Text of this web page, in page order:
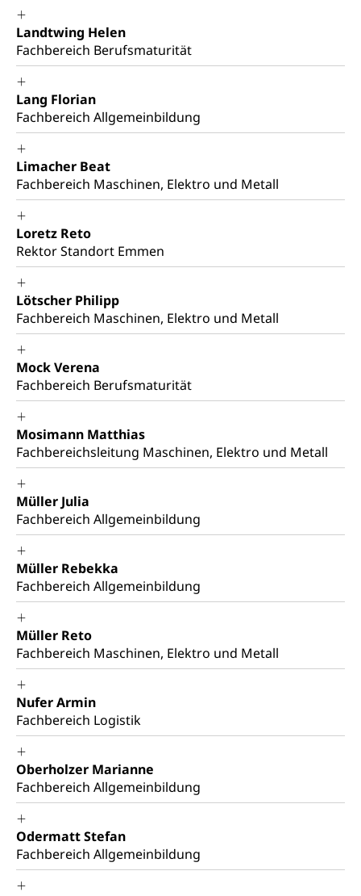
Landtwing Helen
Fachbereich Berufsmaturität
Lang Florian
Fachbereich Allgemeinbildung
Limacher Beat
Fachbereich Maschinen, Elektro und Metall
Loretz Reto
Rektor Standort Emmen
Lötscher Philipp
Fachbereich Maschinen, Elektro und Metall
Mock Verena
Fachbereich Berufsmaturität
Mosimann Matthias
Fachbereichsleitung Maschinen, Elektro und Metall
Müller Julia
Fachbereich Allgemeinbildung
Müller Rebekka
Fachbereich Allgemeinbildung
Müller Reto
Fachbereich Maschinen, Elektro und Metall
Nufer Armin
Fachbereich Logistik
Oberholzer Marianne
Fachbereich Allgemeinbildung
Odermatt Stefan
Fachbereich Allgemeinbildung
Grundbuchplan mit Eigentümerabfrage
Luft und Klima
Luftreinhaltung, Luftverschmutzung, Klimaschutz,
Klimaveränderung, Treibhauseffekt
Atmosphäre, Luft, Klima (Geoportal)
Klima
Raumplanung
Raumplan, Nutzungsplan
Richtplanung Kanton Luzern (ARE)